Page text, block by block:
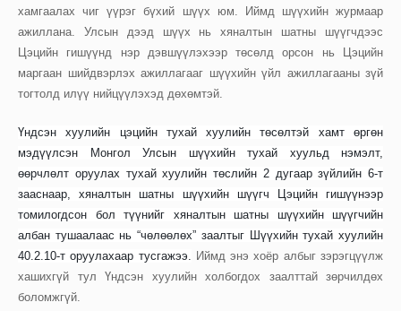
хамгаалах чиг үүрэг бүхий шүүх юм. Иймд шүүхийн журмаар
ажиллана. Улсын дээд шүүх нь хяналтын шатны шүүгчдээс
Цэцийн гишүүнд нэр дэвшүүлэхээр төсөлд орсон нь Цэцийн
маргаан шийдвэрлэх ажиллагааг шүүхийн үйл ажиллагааны зүй
тогтолд илүү нийцүүлэхэд дөхөмтэй.
Үндсэн хуулийн цэцийн тухай хуулийн төсөлтэй хамт өргөн
мэдүүлсэн Монгол Улсын шүүхийн тухай хуульд нэмэлт,
өөрчлөлт оруулах тухай хуулийн төслийн 2 дугаар зүйлийн 6-т
зааснаар, хяналтын шатны шүүхийн шүүгч Цэцийн гишүүнээр
томилогдсон бол түүнийг хяналтын шатны шүүхийн шүүгчийн
албан тушаалаас нь “чөлөөлөх” заалтыг Шүүхийн тухай хуулийн
40.2.10-т оруулахаар тусгажээ. Иймд энэ хоёр албыг зэрэгцүүлж
хашихгүй тул Үндсэн хуулийн холбогдох заалттай зөрчилдөх
боломжгүй.